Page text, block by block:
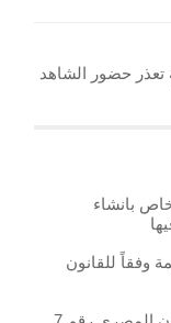
تعذر حضور الشاهد
بانشاء
وفقاً للقانون